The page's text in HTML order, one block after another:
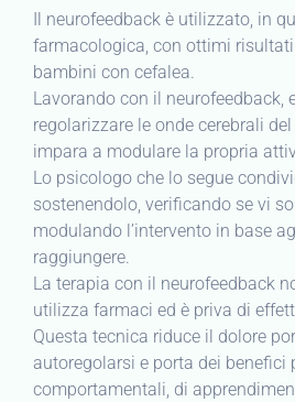
Il neurofeedback è utilizzato, in
farmacologica, con ottimi
bambini con cefalea.
Lavorando con il neurofeedback,
regolarizzare le onde cerebrali
impara a modulare la propria
Lo psicologo che lo segue
sostenendolo, verificando se vi
modulando l’intervento in base
raggiungere.
La terapia con il neurofeedback
utilizza farmaci ed è priva di
Questa tecnica riduce il dolore
autoregolarsi e porta dei benefici
comportamentali, di